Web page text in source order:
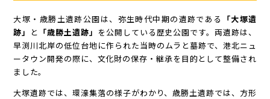
大塚・歳勝土遺跡公園は、弥生時代中期の遺跡である
「大塚遺
跡」
と 「歳勝土遺跡」 を公開している歴史公園です。両遺跡は、
早渕川北岸の低位台地に作られた当時のムラと墓跡で、港北ニュ
ータウン開発の際に、文化財の保存・継承を目的として整備され
ました。
大塚遺跡では、環濠集落の様子がわかり、歳勝土遺跡では、方形